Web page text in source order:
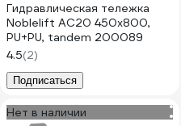
Гидравлическая тележка
Noblelift AC20 450x800,
PU+PU, tandem 200089
4.5(2)
Подписаться
Нет в наличии